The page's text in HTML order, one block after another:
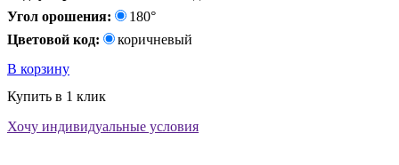
Угол орошения:
180°
Цветовой код:
коричневый
В корзину
Купить в 1 клик
Хочу индивидуальные условия